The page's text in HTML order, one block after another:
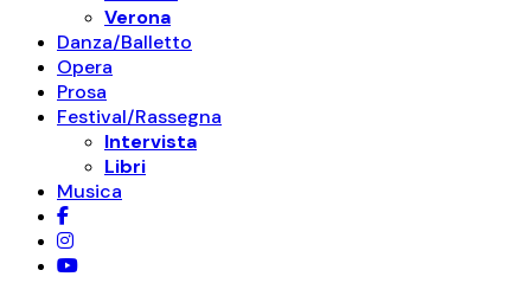
Verona
Danza/Balletto
Opera
Prosa
Festival/Rassegna
Intervista
Libri
Musica